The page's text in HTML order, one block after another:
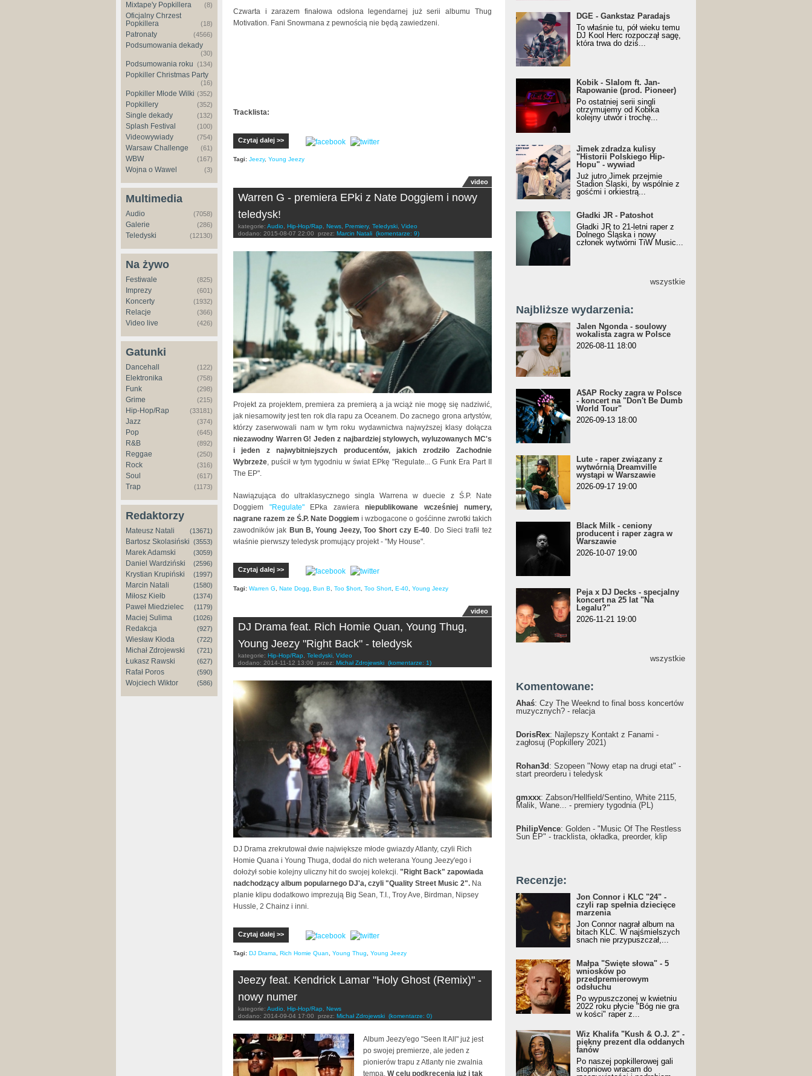
Mixtape'y Popkillera (8)
Oficjalny Chrzest
Popkillera
(18)
Patronaty (4566)
Podsumowania dekady
(30)
Podsumowania roku (134)
Popkiller Christmas Party
(16)
Popkiller Młode Wilki (352)
Popkillery (352)
Single dekady (132)
Splash Festival (100)
Videowywiady (754)
Warsaw Challenge (61)
WBW (167)
Wojna o Wawel (3)
Multimedia
Audio (7058)
Galerie (286)
Teledyski (12130)
Na żywo
Festiwale (825)
Imprezy (601)
Koncerty (1932)
Relacje (366)
Video live (426)
Gatunki
Dancehall (122)
Elektronika (758)
Funk (298)
Grime (215)
Hip-Hop/Rap (33181)
Jazz (374)
Pop (645)
R&B (892)
Reggae (250)
Rock (316)
Soul (617)
Trap (1173)
Redaktorzy
Mateusz Natali (13671)
Bartosz Skolasiński (3553)
Marek Adamski (3059)
Daniel Wardziński (2596)
Krystian Krupiński (1997)
Marcin Natali (1580)
Miłosz Kiełb (1374)
Paweł Miedzielec (1179)
Maciej Sulima (1026)
Redakcja (927)
Wiesław Kłoda (722)
Michał Zdrojewski (721)
Łukasz Rawski (627)
Rafał Poros (590)
Wojciech Wiktor (586)
Czwarta i zarazem finałowa odsłona legendarnej już serii albumu Thug
Motivation. Fani Snowmana z pewnością nie będą zawiedzeni.
Tracklista:
Czytaj dalej >>
Tagi: Jeezy, Young Jeezy
video
Warren G - premiera EPki z Nate Doggiem i nowy
teledysk!
kategorie: Audio Hip-Hop/Rap News Premiery, Teledyski Video
dodano: 2015-08-07 22:00 przez: Marcin Natali (komentarze: 9)
Projekt za projektem, premiera za premierą a ja wciąż nie mogę się nadziwić,
jak niesamowity jest ten rok dla rapu za Oceanem. Do zacnego grona artystów,
którzy zaserwowali nam w tym roku wydawnictwa najwyższej klasy dołącza
niezawodny Warren G! Jeden z najbardziej stylowych, wyluzowanych MC's
i jeden z najwybitniejszych producentów, jakich zrodziło Zachodnie
Wybrzeże, puścił w tym tygodniu w świat EPkę "Regulate... G Funk Era Part II
The EP".
Nawiązująca do ultraklasycznego singla Warrena w duecie z Ś.P. Nate
Doggiem "Regulate"EPka zawieraniepublikowane wcześniej numery,
nagrane razem ze Ś.P. Nate Doggiem i wzbogacone o gośćinne zwrotki takich
zawodników jak Bun B, Young Jeezy, Too $hort czy E-40. Do Sieci trafił też
właśnie pierwszy teledysk promujący projekt - "My House".
Czytaj dalej >>
Tagi: Warren G, Nate Dogg, Bun B, Too $hort, Too Short, E-40, Young Jeezy
video
DJ Drama feat. Rich Homie Quan, Young Thug,
Young Jeezy "Right Back" - teledysk
kategorie: Hip-Hop/Rap, Teledyski, Video
dodano: 2014-11-12 13:00 przez: Michał Zdrojewski (komentarze: 1)
DJ Drama zrekrutował dwie największe młode gwiazdy Atlanty, czyli Rich
Homie Quana i Young Thuga, dodał do nich weterana Young Jeezy'ego i
dołożył sobie kolejny uliczny hit do swojej kolekcji. "Right Back" zapowiada
nadchodzący album popularnego DJ'a, czyli "Quality Street Music 2". Na
planie klipu dodatkowo imprezują Big Sean, T.I., Troy Ave, Birdman, Nipsey
Hussle, 2 Chainz i inni.
Czytaj dalej >>
Tagi: DJ Drama Rich Homie Quan Young Thug Young Jeezy
Jeezy feat. Kendrick Lamar "Holy Ghost (Remix)" -
nowy numer
kategorie: Audio Hip-Hop/Rap
News
dodano: 2014-09-04 17:00 przez: Michał Zdrojewski (komentarze: 0)
Album Jeezy'ego "Seen It All" już jest
po swojej premierze, ale jeden z
pionierów trapu z Atlanty nie zwalnia
tempa. W celu podkręcenia już i tak
donGURALesko z nagrodą za
Klasyczny/Trueschoolowy
Album Roku (Popkillery 2023)
DGE - Gankstaz Paradajs
To właśnie tu, pół wieku temu
DJ Kool Herc rozpoczął sagę,
która trwa do dziś...
Kobik - Slalom ft. Jan-
Rapowanie (prod. Pioneer)
[Official Music Visualiser]
Kobik - Slalom ft. Jan-
Rapowanie (prod. Pioneer)
Po ostatniej serii singli
otrzymujemy od Kobika
kolejny utwór i trochę...
Jimek zdradza kulisy "Historii
Polskiego Hip-Hopu" - wywiad
Jimek zdradza kulisy
"Historii Polskiego Hip-
Hopu" - wywiad
Już jutro Jimek przejmie
Stadion Śląski, by wspólnie z
gośćmi i orkiestrą...
Gładki JR - Patoshot
Gładki JR - Patoshot
Gładki JR to 21-letni raper z
Dolnego Śląska i nowy
członek wytwórni TiW Music...
wszystkie
Najbliższe wydarzenia:
Jalen Ngonda - soulowy
wokalista zagra w Polsce
2026-08-11 18:00
A$AP Rocky zagra w Polsce
- koncert na "Don't Be Dumb
World Tour"
2026-09-13 18:00
Lute - raper związany z
wytwórnią Dreamville
wystąpi w Warszawie
2026-09-17 19:00
Black Milk - ceniony
producent i raper zagra w
Warszawie
2026-10-07 19:00
Peja x DJ Decks - specjalny
koncert na 25 lat "Na
Legalu?"
2026-11-21 19:00
wszystkie
Komentowane:
Ahaś: Czy The Weeknd to final boss koncertów
muzycznych? - relacja
DorisRex: Najlepszy Kontakt z Fanami -
zagłosuj (Popkillery 2021)
Rohan3d : Szopeen "Nowy etap na drugi etat" -
start preorderu i teledysk
gmxxx: Żabson/Hellfield/Sentino, White 2115,
Malik, Wane... - premiery tygodnia (PL)
PhilipVence: Golden - "Music Of The Restless
Sun EP" - tracklista, okładka, preorder, klip
Recenzje:
Jon Connor i KLC "24" -
czyli rap spełnia dziecięce
marzenia
Jon Connor nagrał album na
bitach KLC. W najśmielszych
snach nie przypuszczał,...
Małpa "Święte słowa" - 5
wniosków po
przedpremierowym
odsłuchu
Po wypuszczonej w kwietniu
2022 roku płycie "Bóg nie gra
w kości" raper z...
Wiz Khalifa "Kush & O.J. 2" -
piękny prezent dla oddanych
fanów
Po naszej popkillerowej gali
stopniowo wracam do